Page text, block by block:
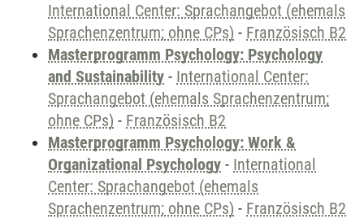
International Center: Sprachangebot (ehemals
Sprachenzentrum; ohne CPs) - Französisch B2
Masterprogramm Psychology: Psychology
and Sustainability - International Center:
Sprachangebot (ehemals Sprachenzentrum;
ohne CPs) - Französisch B2
Masterprogramm Psychology: Work &
Organizational Psychology - International
Center: Sprachangebot (ehemals
Sprachenzentrum; ohne CPs) - Französisch B2